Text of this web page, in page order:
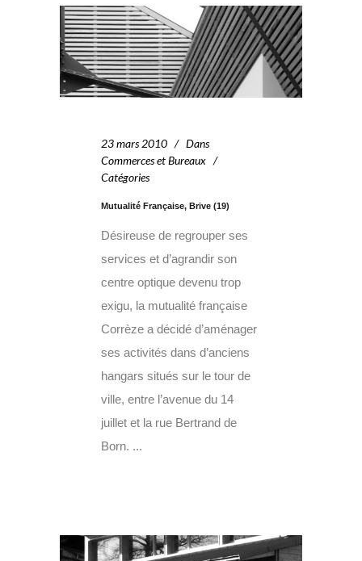
23 mars 2010
Dans
Commerces et Bureaux
Catégories
Mutualité Française, Brive (19)
Désireuse de regrouper ses
services et d’agrandir son
centre optique devenu trop
exigu, la mutualité française
Corrèze a décidé d’aménager
ses activités dans d’anciens
hangars situés sur le tour de
ville, entre l’avenue du 14
juillet et la rue Bertrand de
Born. ...